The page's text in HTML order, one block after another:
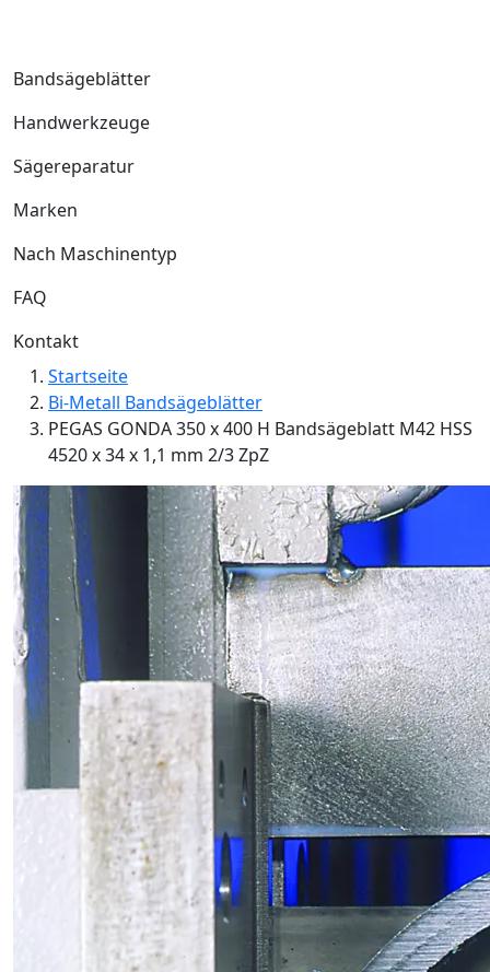
Bandsägeblätter
Handwerkzeuge
Sägereparatur
Marken
Nach Maschinentyp
FAQ
Kontakt
Startseite
Bi-Metall Bandsägeblätter
PEGAS GONDA 350 x 400 H Bandsägeblatt M42 HSS
4520 x 34 x 1,1 mm 2/3 ZpZ